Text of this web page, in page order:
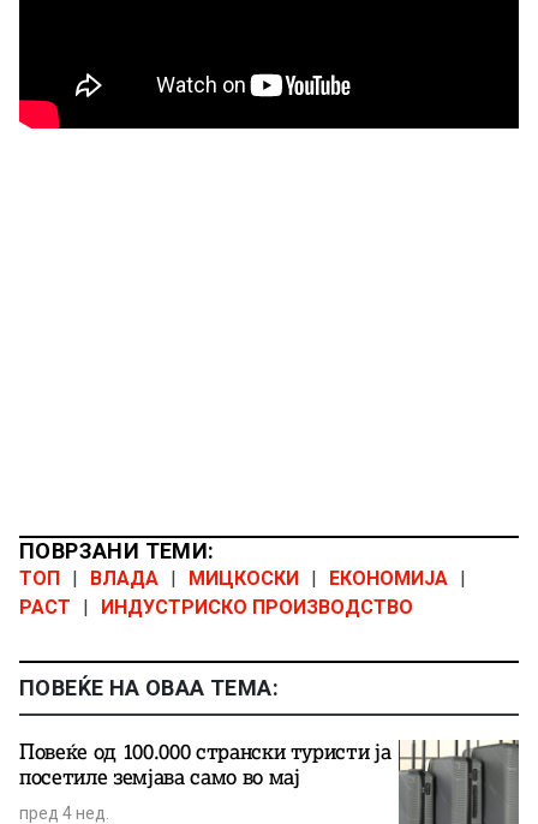
ПОВРЗАНИ ТЕМИ:
ТОП | ВЛАДА | МИЦКОСКИ | ЕКОНОМИЈА |
РАСТ
| ИНДУСТРИСКО ПРОИЗВОДСТВО
ПОВЕЌЕ НА ОВАА ТЕМА:
Повеќе од 100.000 странски туристи ја
посетиле земјава само во мај
пред 4 нед.